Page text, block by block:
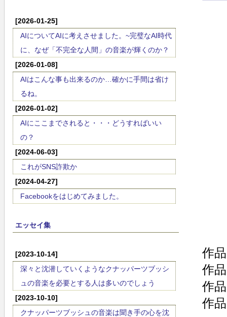
[2026-01-25]
AIについてAIに考えさせました。~完璧なAI時代
に、なぜ「不完全な人間」の音楽が輝くのか？
[2026-01-08]
AIはこんな事も出来るのか…確かに手間は省け
るね。
[2026-01-02]
AIにここまでされると・・・どうすればいい
の？
[2024-06-03]
これがSNS詐欺か
[2024-04-27]
Facebookをはじめてみました。
エッセイ集
[2023-10-14]
深々と沈潜していくようなクナッパーツブッシ
ュの音楽を必要とする人は多いのでしょう
[2023-10-10]
クナッパーツブッシュの音楽は聞き手の心を沈
作
作
作
作